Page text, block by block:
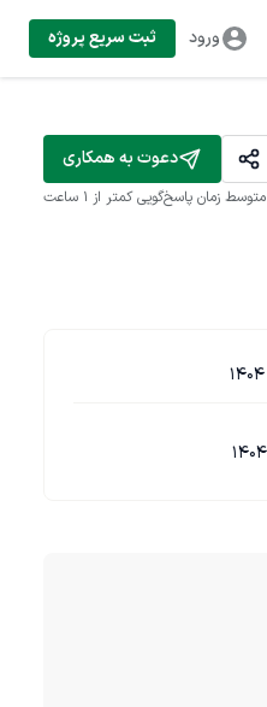
ورود ثبت سریع پروژه
دعوت به همکاری
متوسط زمان پاسخ‌گویی کمتر از 1 ساعت